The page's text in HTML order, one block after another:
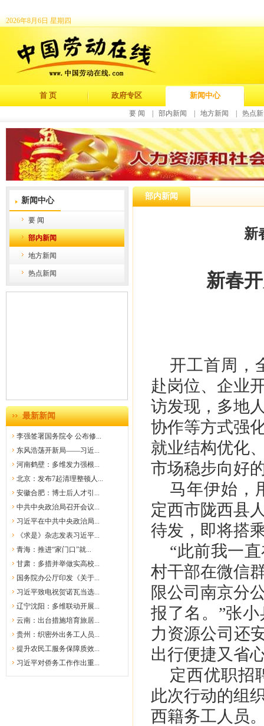
2026年8月6日 星期四
首 页 政府专区 新闻中心
要 闻 部内新闻 地方新闻 热点
新闻中心
要 闻
部内新闻
地方新闻
热点新闻
最新新闻
李强签署国务院令 公布修...
东风浩荡开新局——习近...
河南鹤壁：多维发力强根...
北京：发布7起清理整顿人...
安徽合肥：博士后人才引...
中共中央政治局召开会议...
习近平在中共中央政治局...
《求是》杂志发表习近平...
青海：推进“家门口”就...
甘肃：多措并举做实高校...
国务院办公厅印发《关于...
习近平致电祝贺诺瓦当选...
辽宁沈阳：多维联动开展...
云南：出台措施培育旅居...
贵州：织密外出务工人员...
提升农民工服务保障质效...
习近平对侨务工作作出重...
部内新闻
新
新春
开工首周，
赴岗位、企业
访发现，多地
协作等方式强
就业结构优化
市场稳步向好
马年伊始，
定西市陇西县
待发，即将搭
“此前我一
村干部在微信
限公司南京分
报了名。”张
力资源公司还
出行便捷又省
定西优职招
此次行动的组
西籍务工人员